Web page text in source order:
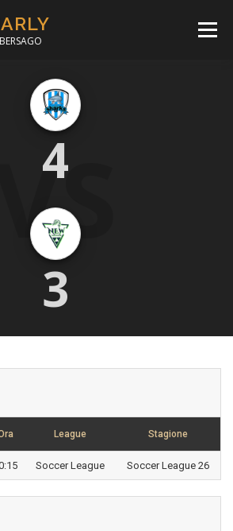
Menù
CORSO CALCIO A 5
MINIBASKET
VS
4
3
League Stagione
Soccer League Soccer League 26